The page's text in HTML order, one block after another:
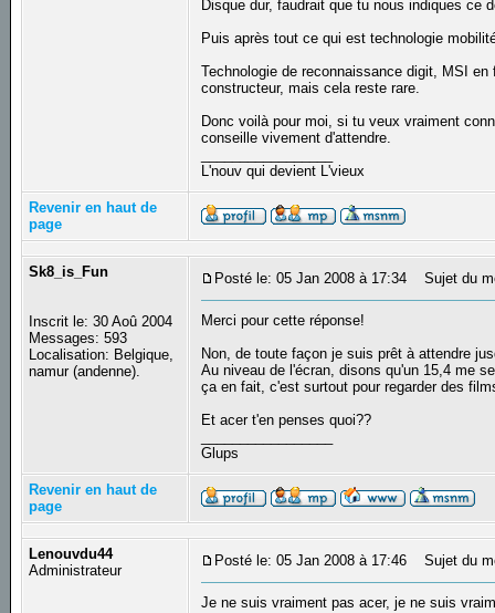
Disque dur, faudrait que tu nous indiques ce
Puis après tout ce qui est technologie
Technologie de reconnaissance digit, MSI
constructeur, mais cela reste rare.
Donc voilà pour moi, si tu veux vraiment
conseille vivement d'attendre.
L'nouv qui devient L'vieux
Revenir en haut de
page
Sk8_is_Fun
Inscrit le: 30 Aoû 2004
Messages: 593
Localisation: Belgique,
namur (andenne).
Posté le: 05 Jan 2008 à 17:34 Sujet du
Merci pour cette réponse!
Non, de toute façon je suis prêt à attendre
Au niveau de l'écran, disons qu'un 15,4 me
ça en fait, c'est surtout pour regarder des
Et acer t'en penses quoi??
Glups
Revenir en haut de
page
Lenouvdu44
Administrateur
Posté le: 05 Jan 2008 à 17:46 Sujet du
Je ne suis vraiment pas acer, je ne suis